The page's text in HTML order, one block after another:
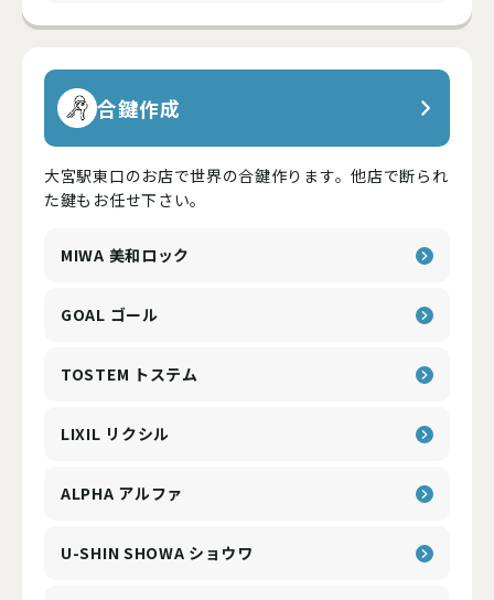
合鍵作成
大宮駅東口のお店で世界の合鍵作ります。他店で断られ
た鍵もお任せ下さい。
MIWA 美和ロック
GOAL ゴール
TOSTEM トステム
LIXIL リクシル
ALPHA アルファ
U-SHIN SHOWA ショウワ